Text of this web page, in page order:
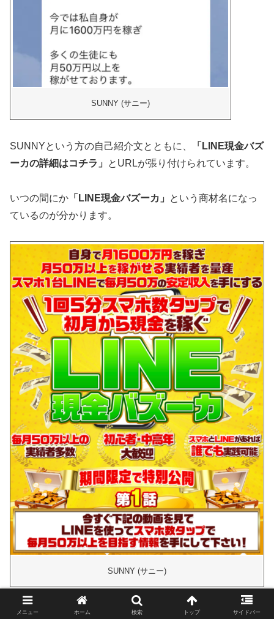
SUNNY (サニー)
SUNNYという方の自己紹介文とともに、
「LINE現金バズ
ーカの詳細はコチラ」
とURLが張り付けられています。
いつの間にか 「LINE現金バズーカ」
という商材名になっ
ているのが分かります。
SUNNY (サニー)
メニュー ホーム 検索 トップ サイドバー